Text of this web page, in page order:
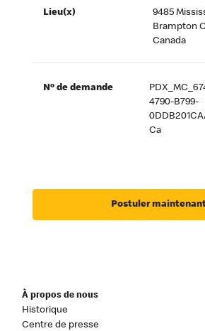
Lieu(x)
9485
Brampton
Canada
Nº de demande
4790-B799-
Ca
Postuler
À propos de nous
Historique
Centre de presse